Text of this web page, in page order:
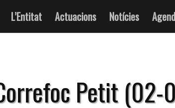
L’Entitat Actuacions Notícies
Petit